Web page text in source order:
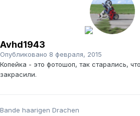
Avhd1943
Опубликовано 8 февраля, 2015
Копейка - это фотошоп, так старались,
закрасили.
Bande haarigen Drachen